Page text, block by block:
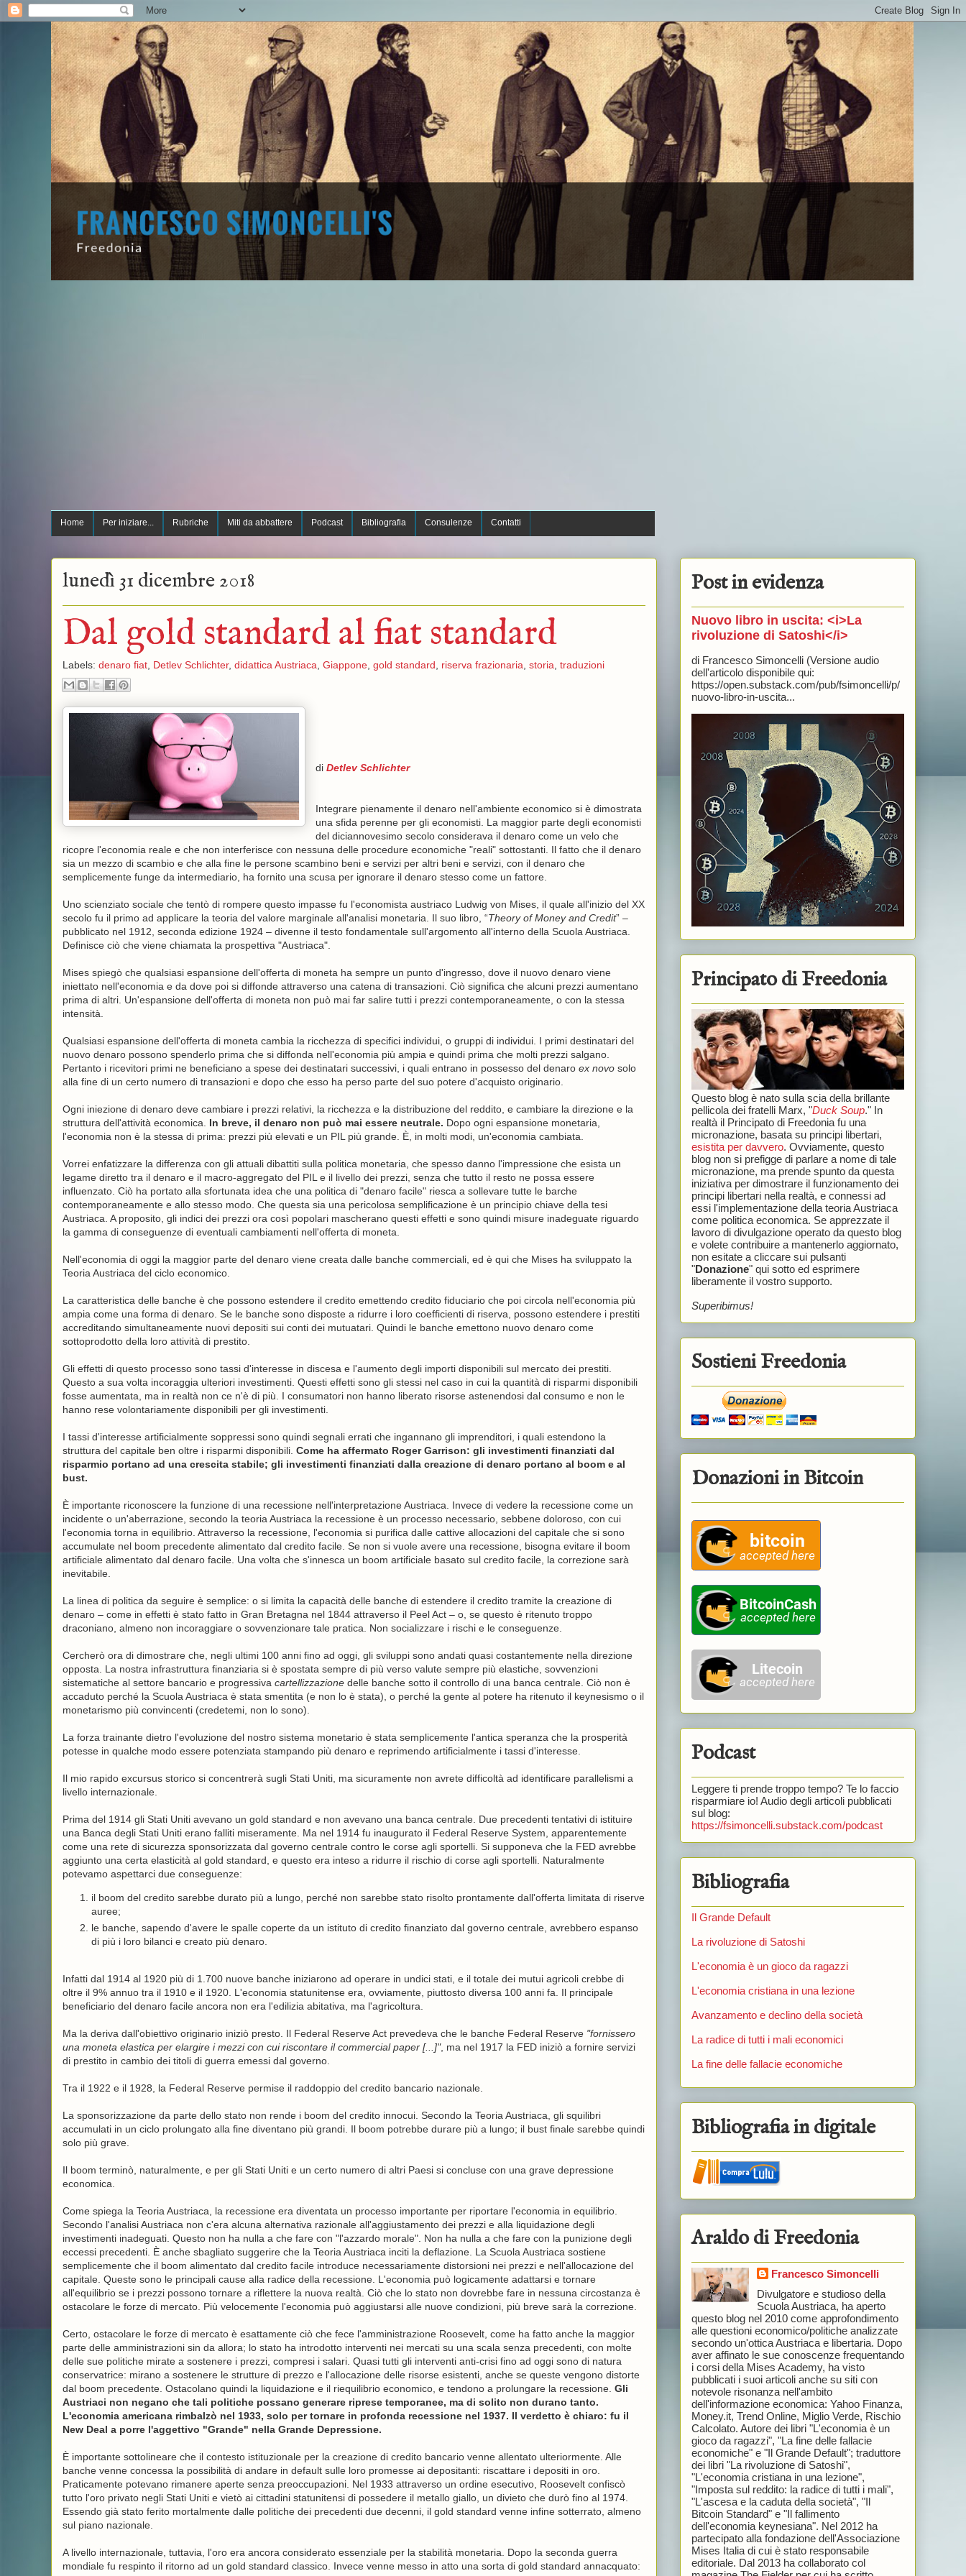
Home Per iniziare... Rubriche Miti da abbattere Podcast Bibliografia Consulenze Contatti
lunedì 31 dicembre 2018
Dal gold standard al fiat standard
Labels: denaro fiat, Detlev Schlichter, didattica Austriaca Giappone, gold standard riserva frazionaria storia traduzioni
di Detlev Schlichter
Integrare pienamente il denaro nell'ambiente economico si è dimostrata
una sfida perenne per gli economisti. La maggior parte degli economisti
del diciannovesimo secolo considerava il denaro come un velo che
ricopre l'economia reale e che non interferisce con nessuna delle procedure economiche "reali" sottostanti. Il fatto che il denaro
sia un mezzo di scambio e che alla fine le persone scambino beni e servizi per altri beni e servizi, con il denaro che
semplicemente funge da intermediario, ha fornito una scusa per ignorare il denaro stesso come un fattore.
Uno scienziato sociale che tentò di rompere questo impasse fu l'economista austriaco Ludwig von Mises, il quale all'inizio del XX
secolo fu il primo ad applicare la teoria del valore marginale all'analisi monetaria. Il suo libro, “Theory of Money and Credit” –
pubblicato nel 1912, seconda edizione 1924 – divenne il testo fondamentale sull'argomento all'interno della Scuola Austriaca.
Definisce ciò che viene chiamata la prospettiva "Austriaca".
Mises spiegò che qualsiasi espansione dell'offerta di moneta ha sempre un punto d'ingresso, dove il nuovo denaro viene
iniettato nell'economia e da dove poi si diffonde attraverso una catena di transazioni. Ciò significa che alcuni prezzi aumentano
prima di altri. Un'espansione dell'offerta di moneta non può mai far salire tutti i prezzi contemporaneamente, o con la stessa
intensità.
Qualsiasi espansione dell'offerta di moneta cambia la ricchezza di specifici individui, o gruppi di individui. I primi destinatari del
nuovo denaro possono spenderlo prima che si diffonda nell'economia più ampia e quindi prima che molti prezzi salgano.
Pertanto i ricevitori primi ne beneficiano a spese dei destinatari successivi, i quali entrano in possesso del denaro ex novosolo
alla fine di un certo numero di transazioni e dopo che esso ha perso parte del suo potere d'acquisto originario.
Ogni iniezione di denaro deve cambiare i prezzi relativi, la ricchezza e la distribuzione del reddito, e cambiare la direzione e la
struttura dell'attività economica. In breve, il denaro non può mai essere neutrale. Dopo ogni espansione monetaria,
l'economia non è la stessa di prima: prezzi più elevati e un PIL più grande. È, in molti modi, un'economia cambiata.
Vorrei enfatizzare la differenza con gli attuali dibattiti sulla politica monetaria, che spesso danno l'impressione che esista un
legame diretto tra il denaro e il macro-aggregato del PIL e il livello dei prezzi, senza che tutto il resto ne possa essere
influenzato. Ciò ha portato alla sfortunata idea che una politica di "denaro facile" riesca a sollevare tutte le barche
contemporaneamente e allo stesso modo. Che questa sia una pericolosa semplificazione è un principio chiave della tesi
Austriaca. A proposito, gli indici dei prezzi ora così popolari mascherano questi effetti e sono quindi misure inadeguate riguardo
la gamma di conseguenze di eventuali cambiamenti nell'offerta di moneta.
Nell'economia di oggi la maggior parte del denaro viene creata dalle banche commerciali, ed è qui che Mises ha sviluppato la
Teoria Austriaca del ciclo economico.
La caratteristica delle banche è che possono estendere il credito emettendo credito fiduciario che poi circola nell'economia più
ampia come una forma di denaro. Se le banche sono disposte a ridurre i loro coefficienti di riserva, possono estendere i prestiti
accreditando simultaneamente nuovi depositi sui conti dei mutuatari. Quindi le banche emettono nuovo denaro come
sottoprodotto della loro attività di prestito.
Gli effetti di questo processo sono tassi d'interesse in discesa e l'aumento degli importi disponibili sul mercato dei prestiti.
Questo a sua volta incoraggia ulteriori investimenti. Questi effetti sono gli stessi nel caso in cui la quantità di risparmi disponibili
fosse aumentata, ma in realtà non ce n'è di più. I consumatori non hanno liberato risorse astenendosi dal consumo e non le
hanno rese volontariamente disponibili per gli investimenti.
I tassi d'interesse artificialmente soppressi sono quindi segnali errati che ingannano gli imprenditori, i quali estendono la
struttura del capitale ben oltre i risparmi disponibili. Come ha affermato Roger Garrison: gli investimenti finanziati dal
risparmio portano ad una crescita stabile; gli investimenti finanziati dalla creazione di denaro portano al boom e al
bust.
È importante riconoscere la funzione di una recessione nell'interpretazione Austriaca. Invece di vedere la recessione come un
incidente o un'aberrazione, secondo la teoria Austriaca la recessione è un processo necessario, sebbene doloroso, con cui
l'economia torna in equilibrio. Attraverso la recessione, l'economia si purifica dalle cattive allocazioni del capitale che si sono
accumulate nel boom precedente alimentato dal credito facile. Se non si vuole avere una recessione, bisogna evitare il boom
artificiale alimentato dal denaro facile. Una volta che s'innesca un boom artificiale basato sul credito facile, la correzione sarà
inevitabile.
La linea di politica da seguire è semplice: o si limita la capacità delle banche di estendere il credito tramite la creazione di
denaro – come in effetti è stato fatto in Gran Bretagna nel 1844 attraverso il Peel Act – o, se questo è ritenuto troppo
draconiano, almeno non incoraggiare o sovvenzionare tale pratica. Non socializzare i rischi e le conseguenze.
Cercherò ora di dimostrare che, negli ultimi 100 anni fino ad oggi, gli sviluppi sono andati quasi costantemente nella direzione
opposta. La nostra infrastruttura finanziaria si è spostata sempre di più verso valute sempre più elastiche, sovvenzioni
sistematiche al settore bancario e progressiva cartellizzazionedelle banche sotto il controllo di una banca centrale. Ciò non è
accaduto perché la Scuola Austriaca è stata smentita (e non lo è stata), o perché la gente al potere ha ritenuto il keynesismo o il
monetarismo più convincenti (credetemi, non lo sono).
La forza trainante dietro l'evoluzione del nostro sistema monetario è stata semplicemente l'antica speranza che la prosperità
potesse in qualche modo essere potenziata stampando più denaro e reprimendo artificialmente i tassi d'interesse.
Il mio rapido excursus storico si concentrerà sugli Stati Uniti, ma sicuramente non avrete difficoltà ad identificare parallelismi a
livello internazionale.
Prima del 1914 gli Stati Uniti avevano un gold standard e non avevano una banca centrale. Due precedenti tentativi di istituire
una Banca degli Stati Uniti erano falliti miseramente. Ma nel 1914 fu inaugurato il Federal Reserve System, apparentemente
come una rete di sicurezza sponsorizzata dal governo centrale contro le corse agli sportelli. Si supponeva che la FED avrebbe
aggiunto una certa elasticità al gold standard, e questo era inteso a ridurre il rischio di corse agli sportelli. Naturalmente
potevamo aspettarci due conseguenze:
il boom del credito sarebbe durato più a lungo, perché non sarebbe stato risolto prontamente dall'offerta limitata di riserve
auree;
le banche, sapendo d'avere le spalle coperte da un istituto di credito finanziato dal governo centrale, avrebbero espanso
di più i loro bilanci e creato più denaro.
Infatti dal 1914 al 1920 più di 1.700 nuove banche iniziarono ad operare in undici stati, e il totale dei mutui agricoli crebbe di
oltre il 9% annuo tra il 1910 e il 1920. L'economia statunitense era, ovviamente, piuttosto diversa 100 anni fa. Il principale
beneficiario del denaro facile ancora non era l'edilizia abitativa, ma l'agricoltura.
Ma la deriva dall'obiettivo originario iniziò presto. Il Federal Reserve Act prevedeva che le banche Federal Reserve "fornissero
una moneta elastica per elargire i mezzi con cui riscontare il commercial paper [...]", ma nel 1917 la FED iniziò a fornire servizi
di prestito in cambio dei titoli di guerra emessi dal governo.
Tra il 1922 e il 1928, la Federal Reserve permise il raddoppio del credito bancario nazionale.
La sponsorizzazione da parte dello stato non rende i boom del credito innocui. Secondo la Teoria Austriaca, gli squilibri
accumulati in un ciclo prolungato alla fine diventano più grandi. Il boom potrebbe durare più a lungo; il bust finale sarebbe quindi
solo più grave.
Il boom terminò, naturalmente, e per gli Stati Uniti e un certo numero di altri Paesi si concluse con una grave depressione
economica.
Come spiega la Teoria Austriaca, la recessione era diventata un processo importante per riportare l'economia in equilibrio.
Secondo l'analisi Austriaca non c'era alcuna alternativa razionale all'aggiustamento dei prezzi e alla liquidazione degli
investimenti inadeguati. Questo non ha nulla a che fare con "l'azzardo morale". Non ha nulla a che fare con la punizione degli
eccessi precedenti. È anche sbagliato suggerire che la Teoria Austriaca inciti la deflazione. La Scuola Austriaca sostiene
semplicemente che il boom alimentato dal credito facile introduce necessariamente distorsioni nei prezzi e nell'allocazione del
capitale. Queste sono le principali cause alla radice della recessione. L'economia può logicamente adattarsi e tornare
all'equilibrio se i prezzi possono tornare a riflettere la nuova realtà. Ciò che lo stato non dovrebbe fare in nessuna circostanza è
ostacolare le forze di mercato. Più velocemente l'economia può aggiustarsi alle nuove condizioni, più breve sarà la correzione.
Certo, ostacolare le forze di mercato è esattamente ciò che fece l'amministrazione Roosevelt, come ha fatto anche la maggior
parte delle amministrazioni sin da allora; lo stato ha introdotto interventi nei mercati su una scala senza precedenti, con molte
delle sue politiche mirate a sostenere i prezzi, compresi i salari. Quasi tutti gli interventi anti-crisi fino ad oggi sono di natura
conservatrice: mirano a sostenere le strutture di prezzo e l'allocazione delle risorse esistenti, anche se queste vengono distorte
dal boom precedente. Ostacolano quindi la liquidazione e il riequilibrio economico, e tendono a prolungare la recessione. Gli
Austriaci non negano che tali politiche possano generare riprese temporanee, ma di solito non durano tanto.
L'economia americana rimbalzò nel 1933, solo per tornare in profonda recessione nel 1937. Il verdetto è chiaro: fu il
New Deal a porre l'aggettivo "Grande" nella Grande Depressione.
È importante sottolineare che il contesto istituzionale per la creazione di credito bancario venne allentato ulteriormente. Alle
banche venne concessa la possibilità di andare in default sulle loro promesse ai depositanti: riscattare i depositi in oro.
Praticamente potevano rimanere aperte senza preoccupazioni. Nel 1933 attraverso un ordine esecutivo, Roosevelt confiscò
tutto l'oro privato negli Stati Uniti e vietò ai cittadini statunitensi di possedere il metallo giallo, un divieto che durò fino al 1974.
Essendo già stato ferito mortalmente dalle politiche dei precedenti due decenni, il gold standard venne infine sotterrato, almeno
sul piano nazionale.
A livello internazionale, tuttavia, l'oro era ancora considerato essenziale per la stabilità monetaria. Dopo la seconda guerra
mondiale fu respinto il ritorno ad un gold standard classico. Invece venne messo in atto una sorta di gold standard annacquato:
Post in evidenza
Nuovo libro in uscita: <i>La
rivoluzione di Satoshi</i>
di Francesco Simoncelli (Versione audio
dell'articolo disponibile qui:
https://open.substack.com/pub/fsimoncelli/p/
nuovo-libro-in-uscita...
Principato di Freedonia
Questo blog è nato sulla scia della brillante
pellicola dei fratelli Marx, "Duck Soup." In
realtà il Principato di Freedonia fu una
micronazione, basata su principi libertari,
esistita per davvero. Ovviamente, questo
blog non si prefigge di parlare a nome di tale
micronazione, ma prende spunto da questa
iniziativa per dimostrare il funzionamento dei
principi libertari nella realtà, e connessi ad
essi l'implementazione della teoria Austriaca
come politica economica. Se apprezzate il
lavoro di divulgazione operato da questo blog
e volete contribuire a mantenerlo aggiornato,
non esitate a cliccare sui pulsanti
"Donazione" qui sotto ed esprimere
liberamente il vostro supporto.
Superibimus!
Sostieni Freedonia
Donazioni in Bitcoin
Podcast
Leggere ti prende troppo tempo? Te lo faccio
risparmiare io! Audio degli articoli pubblicati
sul blog:
https://fsimoncelli.substack.com/podcast
Bibliografia
Il Grande Default
La rivoluzione di Satoshi
L'economia è un gioco da ragazzi
L'economia cristiana in una lezione
Avanzamento e declino della società
La radice di tutti i mali economici
La fine delle fallacie economiche
Bibliografia in digitale
Araldo di Freedonia
Francesco Simoncelli
Divulgatore e studioso della
Scuola Austriaca, ha aperto
questo blog nel 2010 come approfondimento
alle questioni economico/politiche analizzate
secondo un'ottica Austriaca e libertaria. Dopo
aver affinato le sue conoscenze frequentando
i corsi della Mises Academy, ha visto
pubblicati i suoi articoli anche su siti con
notevole risonanza nell'ambito
dell'informazione economica: Yahoo Finanza,
Money.it, Trend Online, Miglio Verde, Rischio
Calcolato. Autore dei libri "L'economia è un
gioco da ragazzi", "La fine delle fallacie
economiche" e "Il Grande Default"; traduttore
dei libri "La rivoluzione di Satoshi",
"L'economia cristiana in una lezione",
"Imposta sul reddito: la radice di tutti i mali",
"L'ascesa e la caduta della società", "Il
Bitcoin Standard" e "Il fallimento
dell'economia keynesiana". Nel 2012 ha
partecipato alla fondazione dell'Associazione
Mises Italia di cui è stato responsabile
editoriale. Dal 2013 ha collaborato col